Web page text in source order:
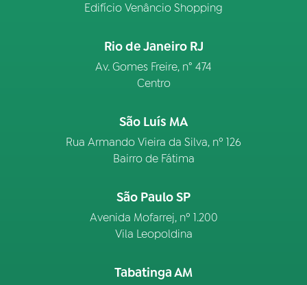
Edifício Venâncio Shopping
Rio de Janeiro RJ
Av. Gomes Freire, n° 474
Centro
São Luís MA
Rua Armando Vieira da Silva, nº 126
Bairro de Fátima
São Paulo SP
Avenida Mofarrej, nº 1.200
Vila Leopoldina
Tabatinga AM